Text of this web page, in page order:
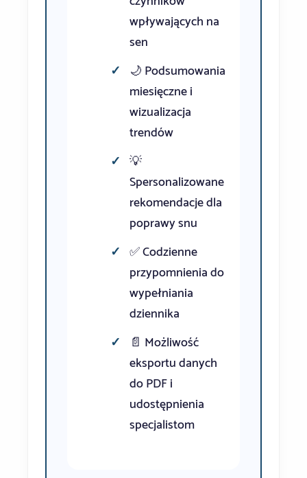
wpływających na
sen
🌙 Podsumowania
miesięczne i
wizualizacja
trendów
💡
Spersonalizowane
rekomendacje dla
poprawy snu
✅ Codzienne
przypomnienia do
wypełniania
dziennika
📄 Możliwość
eksportu danych
do PDF i
udostępnienia
specjalistom